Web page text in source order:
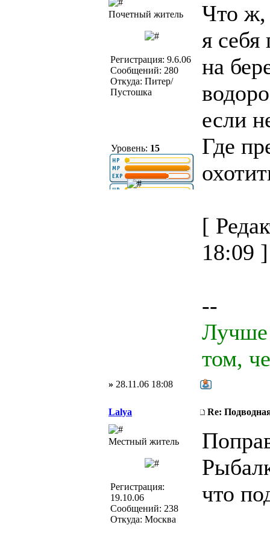
Почетный житель
Регистрация: 9.6.06
Сообщений: 280
Откуда: Питер/
Пустошка
Уровень: 15
Что ж,
я
на
если
Где
[
18:09 ]
--
Лучше
том,
» 28.11.06 18:08
Lalya Re:
Местный житель
Регистрация:
19.10.06
Сообщений: 238
Откуда: Москва
что